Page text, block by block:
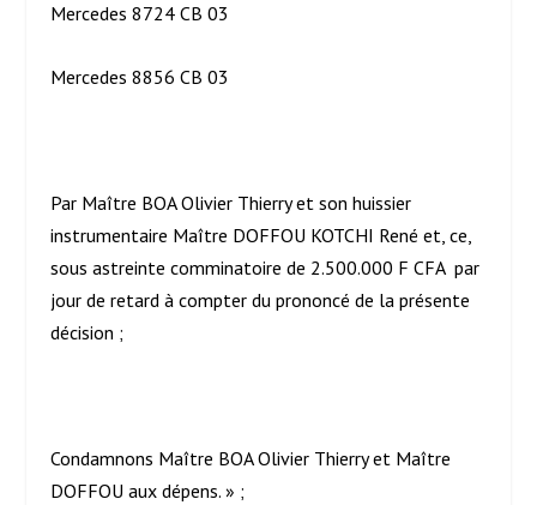
Mercedes 8724 CB 03
Mercedes 8856 CB 03
Par Maître BOA Olivier Thierry et son huissier
instrumentaire Maître DOFFOU KOTCHI René et, ce,
sous astreinte comminatoire de 2.500.000 F CFA par
jour de retard à compter du prononcé de la présente
décision ;
Condamnons Maître BOA Olivier Thierry et Maître
DOFFOU aux dépens. » ;